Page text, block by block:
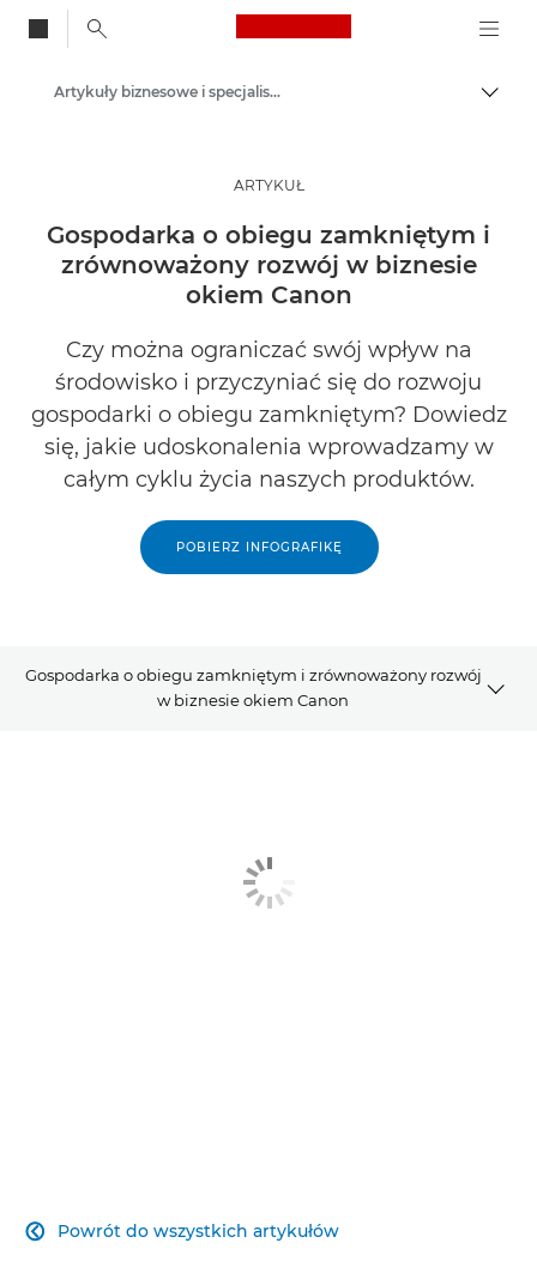
Canon Logo, back
Baza wiedzy
Artykuły biznesowe i specjalistyczne
ARTYKUŁ
Gospodarka o obiegu zamkniętym i
zrównoważony rozwój w biznesie
okiem Canon
Czy można ograniczać swój wpływ na
środowisko i przyczyniać się do rozwoju
gospodarki o obiegu zamkniętym? Dowiedz
się, jakie udoskonalenia wprowadzamy w
całym cyklu życia naszych produktów.
POBIERZ INFOGRAFIKĘ
Gospodarka o obiegu zamkniętym i zrównoważony rozwój
w biznesie okiem Canon
Powrót do wszystkich artykułów
